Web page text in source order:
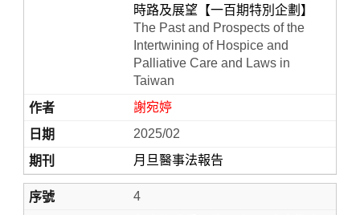
時路及展望【一百期特別企劃】
The Past and Prospects of the
Intertwining of Hospice and
Palliative Care and Laws in
Taiwan
謝宛婷
2025/02
月旦醫事法報告
4